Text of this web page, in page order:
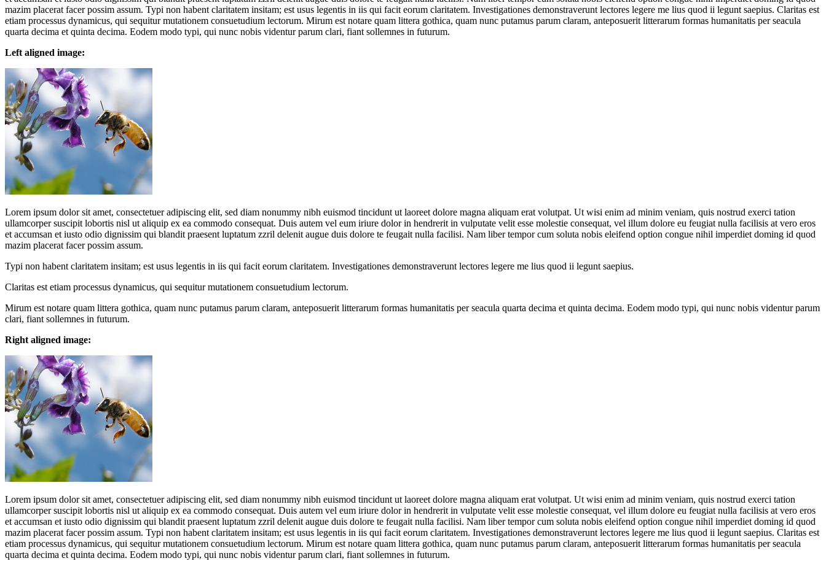
mazim placerat facer possim assum. Typi non habent claritatem insitam; est usus legentis in iis qui facit eorum claritatem. Investigationes demonstraverunt lectores legere me lius quod ii legunt saepius. Claritas est
etiam processus dynamicus, qui sequitur mutationem consuetudium lectorum. Mirum est notare quam littera gothica, quam nunc putamus parum claram, anteposuerit litterarum formas humanitatis per seacula
quarta decima et quinta decima. Eodem modo typi, qui nunc nobis videntur parum clari, fiant sollemnes in futurum.
Left aligned image:
Lorem ipsum dolor sit amet, consectetuer adipiscing elit, sed diam nonummy nibh euismod tincidunt ut laoreet dolore magna aliquam erat volutpat. Ut wisi enim ad minim veniam, quis nostrud exerci tation
ullamcorper suscipit lobortis nisl ut aliquip ex ea commodo consequat. Duis autem vel eum iriure dolor in hendrerit in vulputate velit esse molestie consequat, vel illum dolore eu feugiat nulla facilisis at vero eros
et accumsan et iusto odio dignissim qui blandit praesent luptatum zzril delenit augue duis dolore te feugait nulla facilisi. Nam liber tempor cum soluta nobis eleifend option congue nihil imperdiet doming id quod
mazim placerat facer possim assum.
Typi non habent claritatem insitam; est usus legentis in iis qui facit eorum claritatem. Investigationes demonstraverunt lectores legere me lius quod ii legunt saepius.
Claritas est etiam processus dynamicus, qui sequitur mutationem consuetudium lectorum.
Mirum est notare quam littera gothica, quam nunc putamus parum claram, anteposuerit litterarum formas humanitatis per seacula quarta decima et quinta decima. Eodem modo typi, qui nunc nobis videntur parum
clari, fiant sollemnes in futurum.
Right aligned image:
Lorem ipsum dolor sit amet, consectetuer adipiscing elit, sed diam nonummy nibh euismod tincidunt ut laoreet dolore magna aliquam erat volutpat. Ut wisi enim ad minim veniam, quis nostrud exerci tation
ullamcorper suscipit lobortis nisl ut aliquip ex ea commodo consequat. Duis autem vel eum iriure dolor in hendrerit in vulputate velit esse molestie consequat, vel illum dolore eu feugiat nulla facilisis at vero eros
et accumsan et iusto odio dignissim qui blandit praesent luptatum zzril delenit augue duis dolore te feugait nulla facilisi. Nam liber tempor cum soluta nobis eleifend option congue nihil imperdiet doming id quod
mazim placerat facer possim assum. Typi non habent claritatem insitam; est usus legentis in iis qui facit eorum claritatem. Investigationes demonstraverunt lectores legere me lius quod ii legunt saepius. Claritas est
etiam processus dynamicus, qui sequitur mutationem consuetudium lectorum. Mirum est notare quam littera gothica, quam nunc putamus parum claram, anteposuerit litterarum formas humanitatis per seacula
quarta decima et quinta decima. Eodem modo typi, qui nunc nobis videntur parum clari, fiant sollemnes in futurum.